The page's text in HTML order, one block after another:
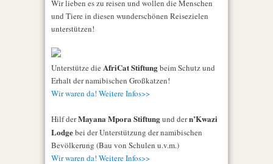
Wir lieben es zu reisen und wollen die Menschen
und Tiere in diesen wunderschönen Reisezielen
unterstützen!
Unterstütze die AfriCat Stiftungbeim Schutz und
Erhalt der namibischen Großkatzen!
Wir waren da! Weitere Infos>>
Hilf derMayana Mpora Stiftungund dern’Kwazi
Lodgebei der Unterstützung der namibischen
Bevölkerung (Bau von Schulen u.v.m.)
Wir waren da! Weitere Infos>>